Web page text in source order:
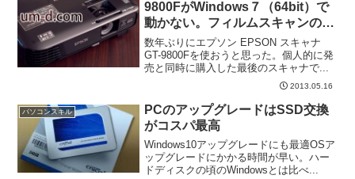
9800FがWindows７（64bit）で
動かない。フィルムスキャンのパ
ネルが出ない件。互換性と対策に
ついて
数年ぶりにエプソン EPSON スキャナ
GT-9800Fを使おうと思った。個人的に発
売と同時に購入した最後のスキャナで...
2013.05.16
パソコンスキル
PCのアップグレードはSSD交換
がコスパ最高
Windows10アップグレードにも最適OSア
ップグレードにかかる時間が早い。ハー
ドディスクの頃のWindowsとは比べ...